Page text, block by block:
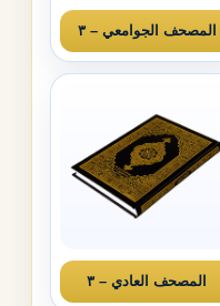
المصحف الجوامعي – ٣
المصحف العادي – ٣